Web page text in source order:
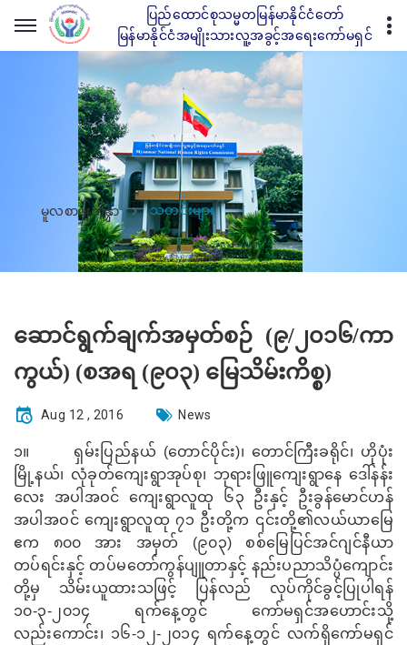
ပြည်ထောင်စုသမ္မတမြန်မာနိုင်ငံတော်
မြန်မာနိုင်ငံအမျိုးသားလူ့အခွင့်အရေးကော်မရှင်
မူလစာမျက်နှာ သတင်းများ
ဆောင်ရွက်ချက်အမှတ်စဉ် (၉/၂၀၁၆/ကာ
ကွယ်) (စအရ (၉၀၃) မြေသိမ်းကိစ္စ)
Aug 12 , 2016 News
၁။ ရှမ်းပြည်နယ် (တောင်ပိုင်း)၊ တောင်ကြီးခရိုင်၊ ဟိုပုံး
မြို့နယ်၊ လုံခုတ်ကျေးရွာအုပ်စု၊ ဘုရားဖြူကျေးရွာနေ ဒေါ်နန်း
လေး အပါအဝင် ကျေးရွာလူထု ၆၃ ဦးနှင့် ဦးခွန်မောင်ဟန်
အပါအဝင် ကျေးရွာလူထု ၇၁ ဦးတို့က ၎င်းတို့၏လယ်ယာမြေ
ဧက ၈၀၀ အား အမှတ် (၉၀၃) စစ်မြေပြင်အင်ဂျင်နီယာ
တပ်ရင်းနှင့် တပ်မတော်ကွန်ပျူတာနှင့် နည်းပညာသိပ္ပံကျောင်း
တို့မှ သိမ်းယူထားသဖြင့် ပြန်လည် လုပ်ကိုင်ခွင့်ပြုပါရန်
၁၀-၃-၂၀၁၄ ရက်နေ့တွင် ကော်မရှင်အဟောင်းသို့
လည်းကောင်း၊ ၁၆-၁၂-၂၀၁၄ ရက်နေ့တွင် လက်ရှိကော်မရှင်